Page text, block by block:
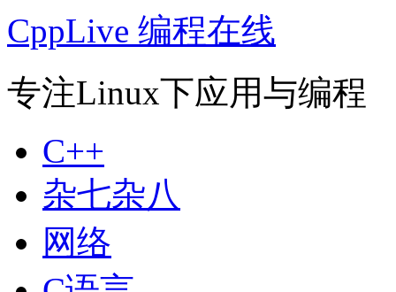
CppLive 编程在线
专注Linux下应用与编程
C++
杂七杂八
网络